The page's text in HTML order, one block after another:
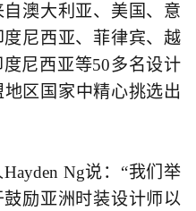
澳大利亚、美国、意
尼西亚、菲律宾、越
尼西亚等50多名设计
区国家中精心挑选出
Ng说：“我们举
励亚洲时装设计师以